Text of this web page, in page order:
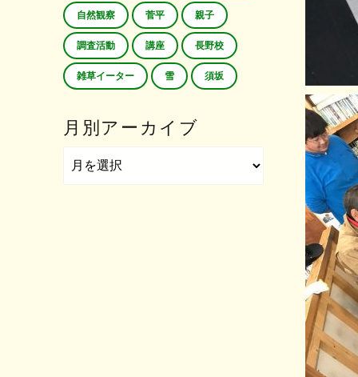
自然観察 菅平 親子
調査活動 講座 長野校
雑草イーター 雪 須坂
月別アーカイブ